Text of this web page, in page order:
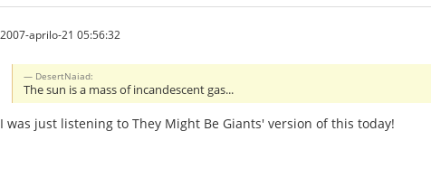
2007-aprilo-21 05:56:32
DesertNaiad:
The sun is a mass of incandescent gas...
I was just listening to They Might Be Giants' version of this today!